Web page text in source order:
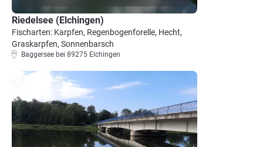
Riedelsee (Elchingen)
Fischarten: Karpfen, Regenbogenforelle, Hecht,
Graskarpfen, Sonnenbarsch
Baggersee bei 89275 Elchingen